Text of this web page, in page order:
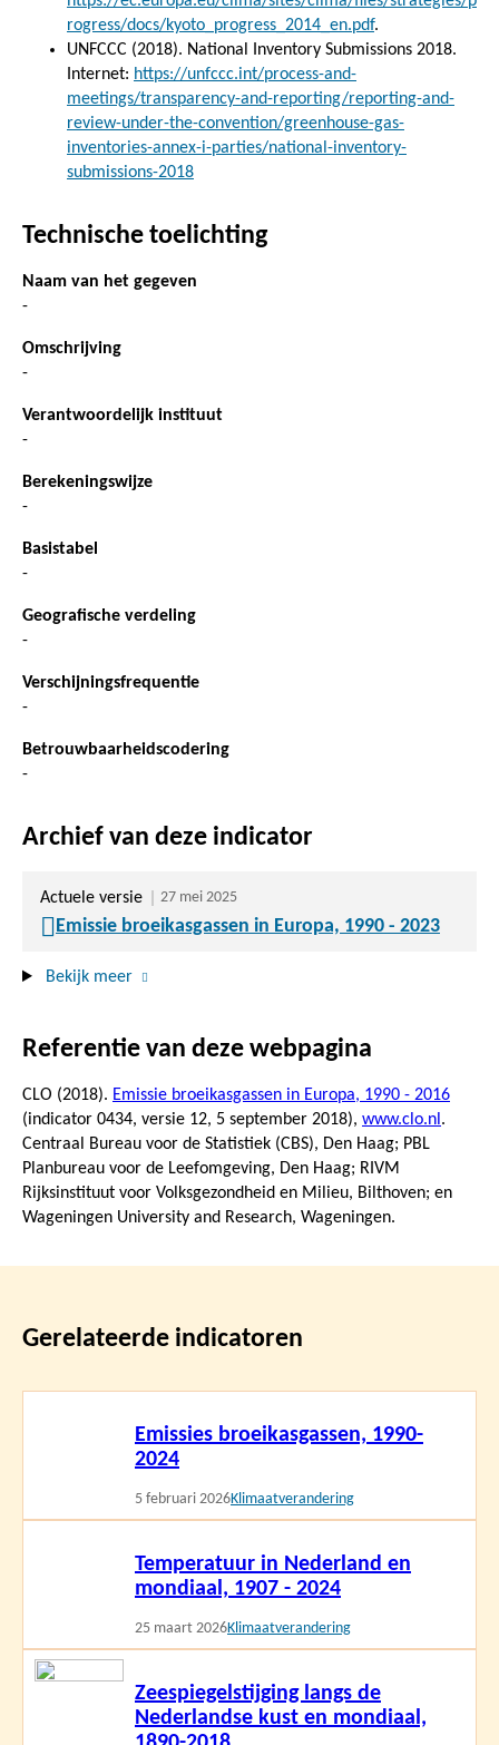
rogress/docs/kyoto_progress_2014_en.pdf.
UNFCCC (2018). National Inventory Submissions 2018.
Internet: https://unfccc.int/process-and-
meetings/transparency-and-reporting/reporting-and-
review-under-the-convention/greenhouse-gas-
inventories-annex-i-parties/national-inventory-
submissions-2018
Technische toelichting
Naam van het gegeven
-
Omschrijving
-
Verantwoordelijk instituut
-
Berekeningswijze
-
Basistabel
-
Geografische verdeling
-
Verschijningsfrequentie
-
Betrouwbaarheidscodering
-
Archief van deze indicator
Actuele versie 27 mei 2025
Emissie broeikasgassen in Europa, 1990 - 2023
Bekijk meer
Referentie van deze webpagina
CLO (2018). Emissie broeikasgassen in Europa, 1990 - 2016
(indicator 0434, versie 12, 5 september 2018), www.clo.nl .
Centraal Bureau voor de Statistiek (CBS), Den Haag; PBL
Planbureau voor de Leefomgeving, Den Haag; RIVM
Rijksinstituut voor Volksgezondheid en Milieu, Bilthoven; en
Wageningen University and Research, Wageningen.
Gerelateerde indicatoren
Emissies broeikasgassen, 1990-
2024
5 februari 2026Klimaatverandering
Temperatuur in Nederland en
mondiaal, 1907 - 2024
25 maart 2026Klimaatverandering
Zeespiegelstijging langs de
Nederlandse kust en mondiaal,
Lees